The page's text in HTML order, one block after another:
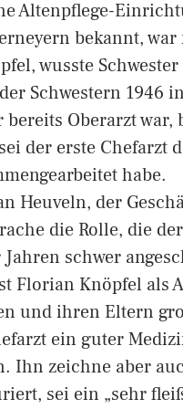
Altenpflege-
bekannt, war
wusste
Schwestern 1946
bereits Oberarzt
der erste
habe.
Heuveln, der
die Rolle, die
schwer
Florian Knöpfel als
und ihren Eltern
ein guter
Ihn zeichne aber
sei ein „sehr